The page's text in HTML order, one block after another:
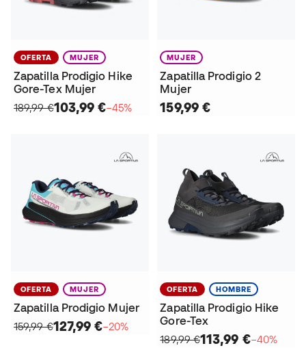
OFERTA MUJER
Zapatilla Prodigio Hike
Gore-Tex Mujer
189,99 €103,99 €−45%
MUJER
Zapatilla Prodigio 2
Mujer
159,99 €
OFERTA MUJER
Zapatilla Prodigio Mujer
159,99 €127,99 €−20%
OFERTA HOMBRE
Zapatilla Prodigio Hike
Gore-Tex
189,99 €113,99 €−40%